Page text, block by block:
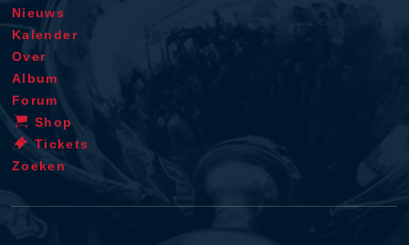
Nieuws
Kalender
Over
Album
Forum
Shop
Tickets
Zoeken